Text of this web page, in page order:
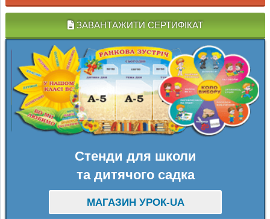
ЗАВАНТАЖИТИ СЕРТИФІКАТ
Стенди для школи
та дитячого садка
МАГАЗИН УРОК-UA